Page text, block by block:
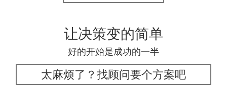
让决策变的简单
好的开始是成功的一半
太麻烦了？找顾问要个方案吧